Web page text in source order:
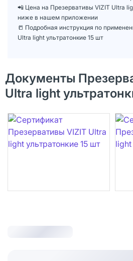
📲 Цена на Презервативы VIZIT Ultra
ниже в нашем приложении
📒 Подробная инструкция по
Ultra light ультратонкие 15 шт
Документы
Ultra light